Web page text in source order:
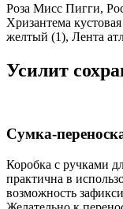
Роза Мисс Пигги,
Хризантема
желтый (1), Лента
Усилит
Сумка-
Коробка c ручками
практична в
возможность